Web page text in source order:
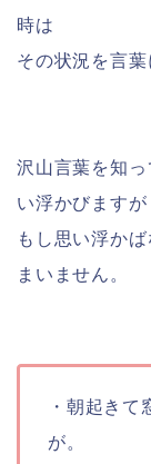
時は
その状況を言葉
沢山言葉を知
い浮かびますが
もし思い浮か
まいません。
・朝起き
が。